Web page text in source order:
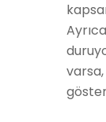
varsa,